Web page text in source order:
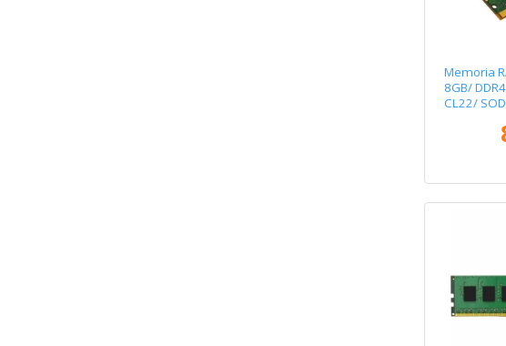
Memoria
8GB/
CL22/